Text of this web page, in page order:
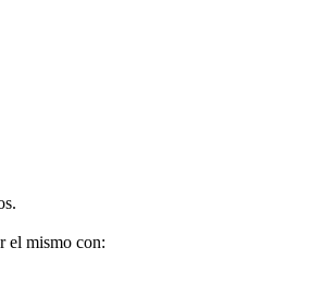
el mismo con: